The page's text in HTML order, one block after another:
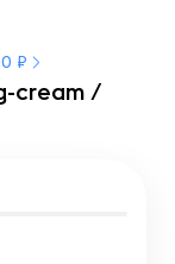
₽
cream /